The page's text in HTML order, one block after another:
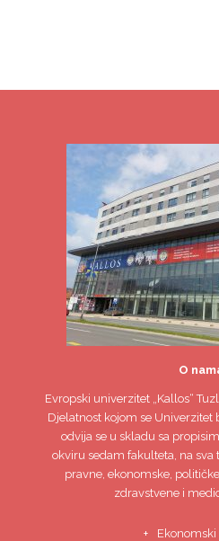
O
Evropski univerzitet„Kallos“
Djelatnost kojom se Univerzitet
odvija se u skladu sa
okviru sedam fakulteta, na sva
pravne, ekonomske,
zdravstvene i